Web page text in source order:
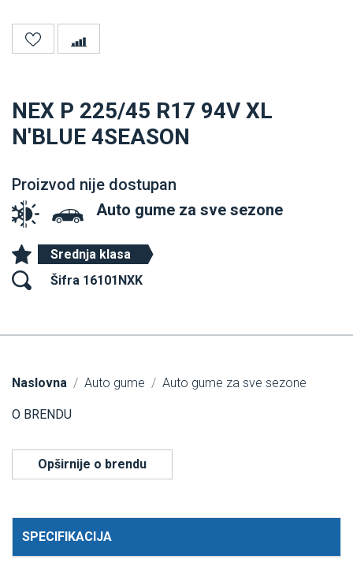
NEX P 225/45 R17 94V XL
N'BLUE 4SEASON
Proizvod nije dostupan
Auto gume za sve sezone
Srednja klasa
Šifra 16101NXK
Naslovna Auto gume Auto gume za sve sezone
O BRENDU
Opširnije o brendu
SPECIFIKACIJA